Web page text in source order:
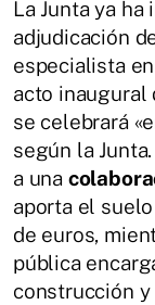
La Junta ya
adjudicación
especialista
acto inaugural
se celebrará
según la
a una
aporta el
de euros,
pública
construcción